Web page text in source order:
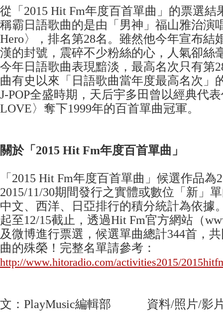
從「2015 Hit Fm年度百首單曲」的票選結
稱霸日語歌曲的是由「男神」福山雅治演
Hero〉，排名第28名。雖然他今年宣布結
漢的封號，震碎不少粉絲的心，人氣卻絲
今年日語歌曲表現黯淡，最高名次只有第
曲有史以來「日語歌曲當年度最高名次」
J-POP全盛時期，天后宇多田曾以經典代
LOVE〉奪下1999年的百首單曲冠軍。
關於「2015 Hit Fm年度百首單曲」
「2015 Hit Fm年度百首單曲」候選作品為
2015/11/30期間發行之實體或數位「新」
中文、西洋、日亞排行的積分統計為依據
起至12/15截止，透過Hit Fm官方網站（
及微博進行票選，候選單曲總計344首，
曲的殊榮！完整名單請參考：
http://www.hitoradio.com/activities2015/
文：PlayMusic編輯部 資料/照片/影